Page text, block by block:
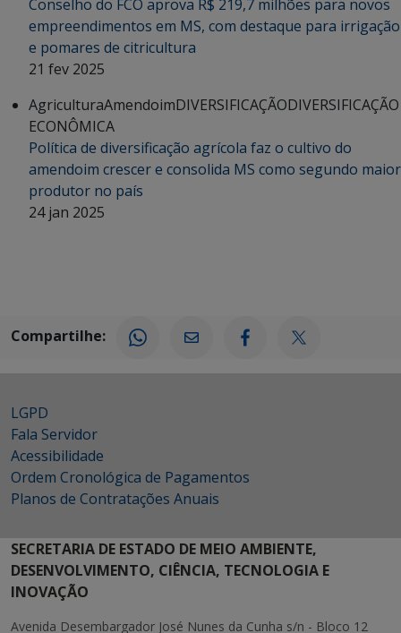
Conselho do FCO aprova R$ 219,7 milhões para novos
empreendimentos em MS, com destaque para irrigação
e pomares de citricultura
21 fev 2025
AgriculturaAmendoimDIVERSIFICAÇÃODIVERSIFICAÇÃO
ECONÔMICA
Política de diversificação agrícola faz o cultivo do
amendoim crescer e consolida MS como segundo maior
produtor no país
24 jan 2025
Compartilhe:
LGPD
Fala Servidor
Acessibilidade
Ordem Cronológica de Pagamentos
Planos de Contratações Anuais
SECRETARIA DE ESTADO DE MEIO AMBIENTE,
DESENVOLVIMENTO, CIÊNCIA, TECNOLOGIA E
INOVAÇÃO
Avenida Desembargador José Nunes da Cunha s/n - Bloco 12